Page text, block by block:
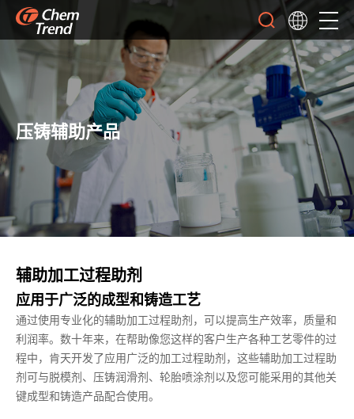
压铸辅助产品
辅助加工过程助剂
应用于广泛的成型和铸造工艺
通过使用专业化的辅助加工过程助剂，可以提高生产效率，质量和
利润率。数十年来，在帮助像您这样的客户生产各种工艺零件的过
程中，肯天开发了应用广泛的加工过程助剂，这些辅助加工过程助
剂可与脱模剂、压铸润滑剂、轮胎喷涂剂以及您可能采用的其他关
键成型和铸造产品配合使用。